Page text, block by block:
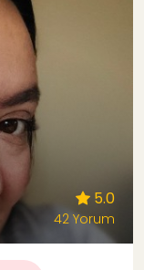
5.0
42 Yorum